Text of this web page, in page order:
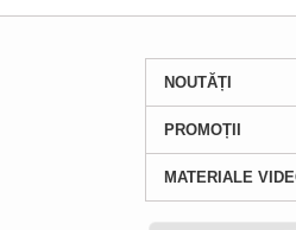
NOUTĂȚI
PROMOȚII
MATERIALE